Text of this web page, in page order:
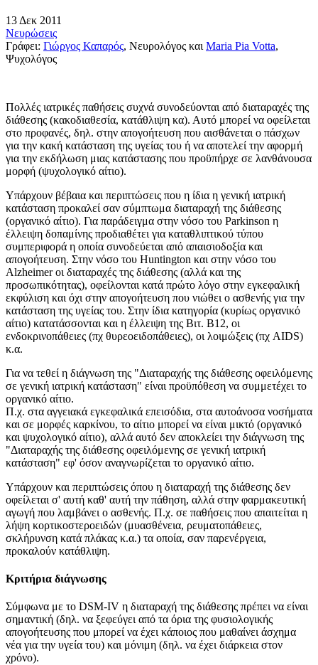
13 Δεκ 2011
Νευρώσεις
Γράφει: Γιώργος Καπαρός, Νευρολόγος και Maria Pia Votta,
Ψυχολόγος
Πολλές ιατρικές παθήσεις συχνά συνοδεύονται από διαταραχές της
διάθεσης (κακοδιαθεσία, κατάθλιψη κα). Αυτό μπορεί να οφείλεται
στο προφανές, δηλ. στην απογοήτευση που αισθάνεται ο πάσχων
για την κακή κατάσταση της υγείας του ή να αποτελεί την αφορμή
για την εκδήλωση μιας κατάστασης που προϋπήρχε σε λανθάνουσα
μορφή (ψυχολογικό αίτιο).
Υπάρχουν βέβαια και περιπτώσεις που η ίδια η γενική ιατρική
κατάσταση προκαλεί σαν σύμπτωμα διαταραχή της διάθεσης
(οργανικό αίτιο). Για παράδειγμα στην νόσο του Parkinson η
έλλειψη δοπαμίνης προδιαθέτει για καταθλιπτικού τύπου
συμπεριφορά η οποία συνοδεύεται από απαισιοδοξία και
απογοήτευση. Στην νόσο του Huntington και στην νόσο του
Alzheimer οι διαταραχές της διάθεσης (αλλά και της
προσωπικότητας), οφείλονται κατά πρώτο λόγο στην εγκεφαλική
εκφύλιση και όχι στην απογοήτευση που νιώθει ο ασθενής για την
κατάσταση της υγείας του. Στην ίδια κατηγορία (κυρίως οργανικό
αίτιο) κατατάσσονται και η έλλειψη της Βιτ. Β12, οι
ενδοκρινοπάθειες (πχ θυρεοειδοπάθειες), οι λοιμώξεις (πχ AIDS)
κ.α.
Για να τεθεί η διάγνωση της "Διαταραχής της διάθεσης οφειλόμενης
σε γενική ιατρική κατάσταση" είναι προϋπόθεση να συμμετέχει το
οργανικό αίτιο.
Π.χ. στα αγγειακά εγκεφαλικά επεισόδια, στα αυτοάνοσα νοσήματα
και σε μορφές καρκίνου, το αίτιο μπορεί να είναι μικτό (οργανικό
και ψυχολογικό αίτιο), αλλά αυτό δεν αποκλείει την διάγνωση της
"Διαταραχής της διάθεσης οφειλόμενης σε γενική ιατρική
κατάσταση" εφ' όσον αναγνωρίζεται το οργανικό αίτιο.
Υπάρχουν και περιπτώσεις όπου η διαταραχή της διάθεσης δεν
οφείλεται σ' αυτή καθ' αυτή την πάθηση, αλλά στην φαρμακευτική
αγωγή που λαμβάνει ο ασθενής. Π.χ. σε παθήσεις που απαιτείται η
λήψη κορτικοστεροειδών (μυασθένεια, ρευματοπάθειες,
σκλήρυνση κατά πλάκας κ.α.) τα οποία, σαν παρενέργεια,
προκαλούν κατάθλιψη.
Κριτήρια διάγνωσης
Σύμφωνα με το DSM-IV η διαταραχή της διάθεσης πρέπει να είναι
σημαντική (δηλ. να ξεφεύγει από τα όρια της φυσιολογικής
απογοήτευσης που μπορεί να έχει κάποιος που μαθαίνει άσχημα
νέα για την υγεία του) και μόνιμη (δηλ. να έχει διάρκεια στον
χρόνο).